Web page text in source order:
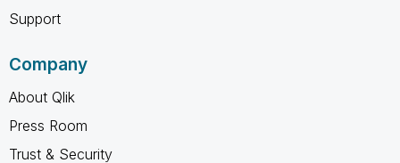
Support
Company
About Qlik
Press Room
Trust & Security